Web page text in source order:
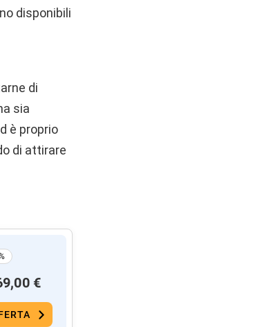
disponibili
di
sia
è proprio
di attirare
€